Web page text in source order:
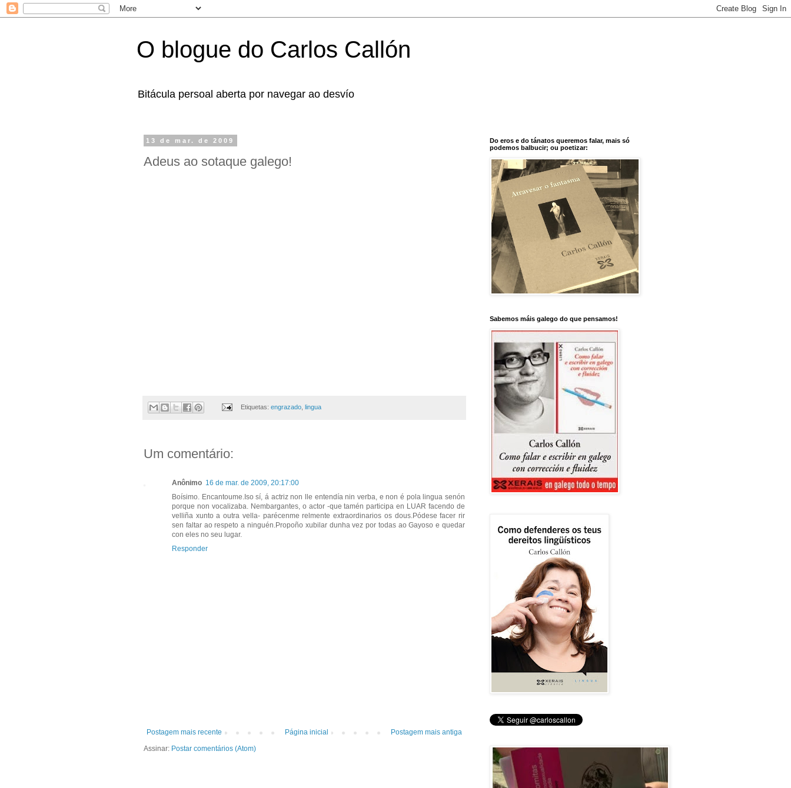
O blogue do Carlos Callón
Bitácula persoal aberta por navegar ao desvío
13 de mar. de 2009
Adeus ao sotaque galego!
Etiquetas: engrazado, lingua
Um comentário:
Anônimo 16 de mar. de 2009, 20:17:00
Boísimo. Encantoume.Iso sí, á actriz non lle entendía nin verba, e non é pola lingua senón
porque non vocalizaba. Nembargantes, o actor -que tamén participa en LUAR facendo de
velliña xunto a outra vella- parécenme relmente extraordinarios os dous.Pódese facer rir
sen faltar ao respeto a ninguén.Propoño xubilar dunha vez por todas ao Gayoso e quedar
con eles no seu lugar.
Responder
Postagem mais recente Postagem mais antiga
Página inicial
Assinar: Postar comentários (Atom)
Do eros e do tánatos queremos falar, mais só
podemos balbucir; ou poetizar:
Sabemos máis galego do que pensamos!